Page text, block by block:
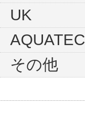
UK
AQUATEC
その他